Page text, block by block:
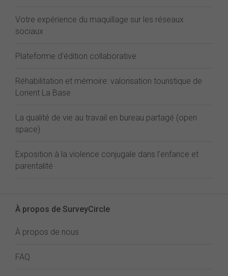
Votre expérience du maquillage sur les réseaux
sociaux
Plateforme d'édition collaborative
Réhabilitation et mémoire: valorisation touristique de
Lorient La Base
La qualité de vie au travail en bureau partagé (open
space)
Exposition à la violence conjugale dans l'enfance et
parentalité
À propos de SurveyCircle
À propos de nous
FAQ